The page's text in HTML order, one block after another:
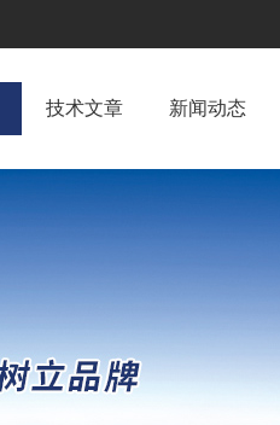
技术文章 新闻动态